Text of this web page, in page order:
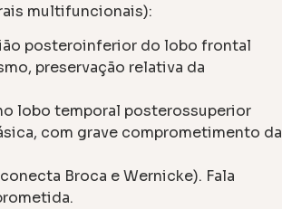
multifuncionais):
posteroinferior do lobo frontal
preservação relativa da
lobo temporal posterossuperior
com grave comprometimento da
Broca e Wernicke). Fala